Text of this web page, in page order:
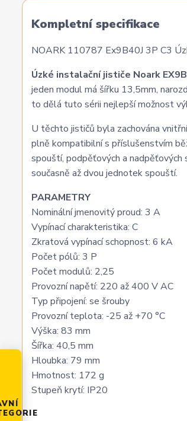
Kompletní specifikace
NOARK 110787 Ex9B40J 3P C3
Úzké instalační jističe Noark
jeden modul má šířku 13,5mm,
to dělá tuto sérii nejlepší možnost
U těchto jističů byla zachována
plně kompatibilní s příslušenstvím
spouští, podpěťových a nadpěťových
současně až dvou jednotek spouští.
PARAMETRY
Nominální jmenovitý proud: 3 A
Vypínací charakteristika: C
Zkratová vypínací schopnost: 6 kA
Počet pólů: 3 P
Počet modulů: 2,25
Provozní napětí: 220 až 400 V AC
Typ připojení: se šrouby
Provozní teplota: -25 až +70 °C
Výška: 83 mm
Šířka: 40,5 mm
Hloubka: 79 mm
Hmotnost: 172 g
Stupeň krytí: IP20